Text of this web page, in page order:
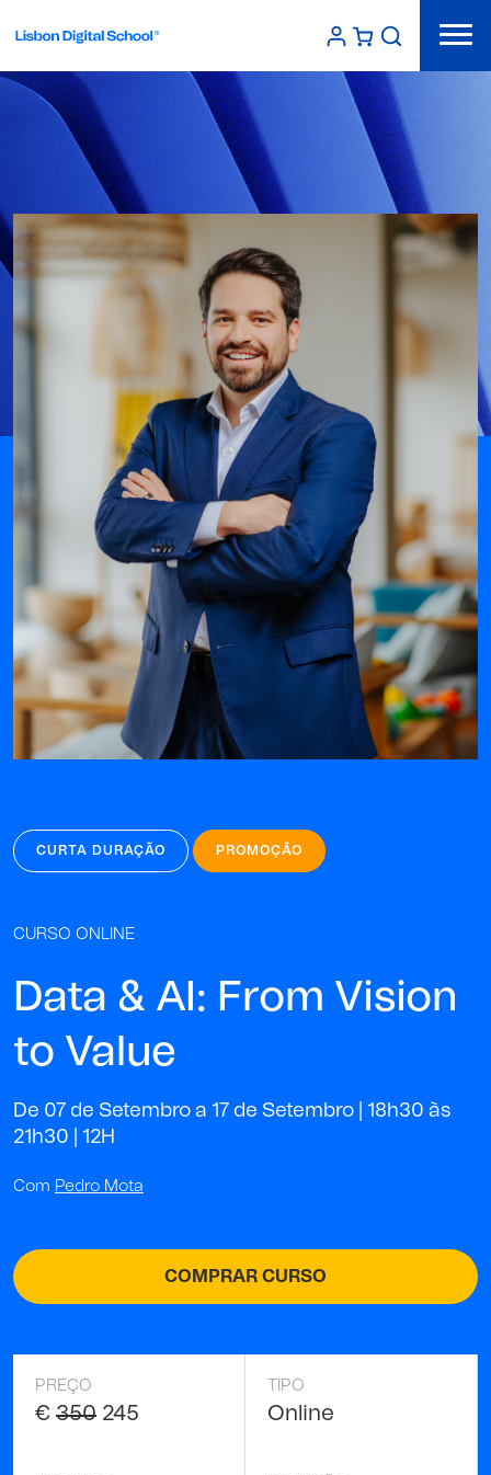
CURTA DURAÇÃO PROMOÇÃO
CURSO ONLINE
Data & AI: From Vision
to Value
De 07 de Setembro a 17 de Setembro | 18h30 às
21h30 | 12H
Com Pedro Mota
COMPRAR CURSO
PREÇO
€ 350 245
TIPO
Online